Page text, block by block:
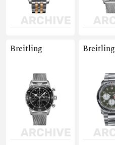
Breitling Breitling